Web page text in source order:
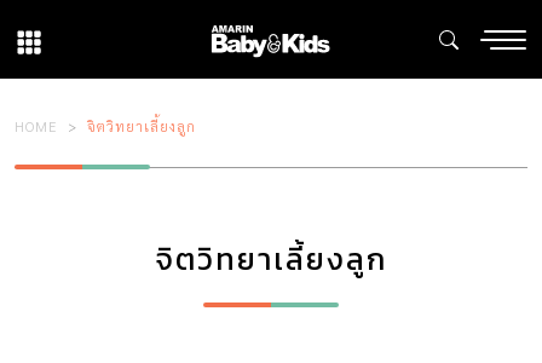
HOME จิตวิทยาเลี้ยงลูก
จิตวิทยาเลี้ยงลูก